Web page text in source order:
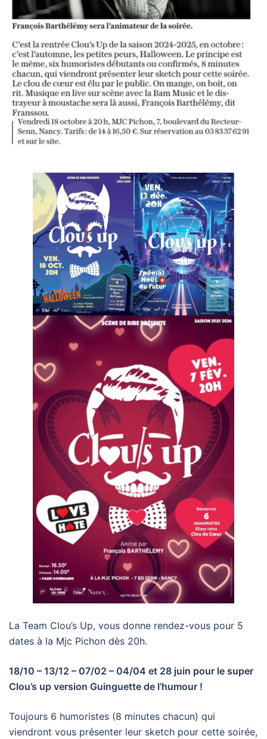
La Team Clou’s Up, vous donne rendez-vous pour 5
dates à la Mjc Pichon dès 20h.
18/10 – 13/12 – 07/02 – 04/04 et 28 juin pour le super
Clou’s up version Guinguette de l’humour !
Toujours 6 humoristes (8 minutes chacun) qui
viendront vous présenter leur sketch pour cette soirée,